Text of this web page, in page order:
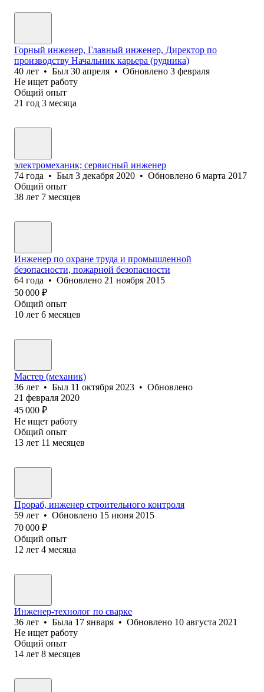
Горный инженер, Главный инженер, Директор по
производству Начальник карьера (рудника)
40 лет • Был 30 апреля • Обновлено 3 февраля
Не ищет работу
Общий опыт
21 год 3 месяца
электромеханик; сервисный инженер
74 года • Был 3 декабря 2020 • Обновлено 6 марта 2017
Общий опыт
38 лет 7 месяцев
Инженер по охране труда и промышленной
безопасности, пожарной безопасности
64 года • Обновлено 21 ноября 2015
50 000 ₽
Общий опыт
10 лет 6 месяцев
Мастер (механик)
36 лет • Был 11 октября 2023 • Обновлено
21 февраля 2020
45 000 ₽
Не ищет работу
Общий опыт
13 лет 11 месяцев
Прораб, инженер строительного контроля
59 лет • Обновлено 15 июня 2015
70 000 ₽
Общий опыт
12 лет 4 месяца
Инженер-технолог по сварке
36 лет • Была 17 января • Обновлено 10 августа 2021
Не ищет работу
Общий опыт
14 лет 8 месяцев